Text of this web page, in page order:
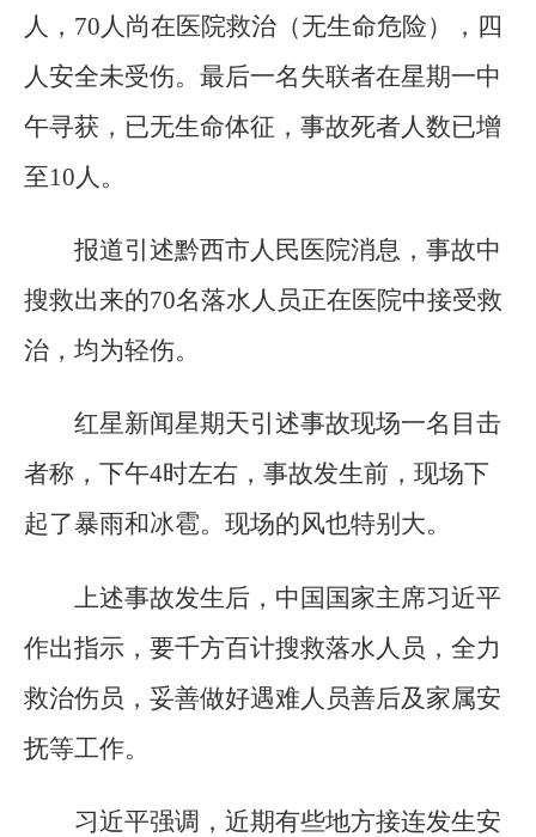
人，70人尚在医院救治（无生命危险），四
人安全未受伤。最后一名失联者在星期一中
午寻获，已无生命体征，事故死者人数已增
至10人。
报道引述黔西市人民医院消息，事故中
搜救出来的70名落水人员正在医院中接受救
治，均为轻伤。
红星新闻星期天引述事故现场一名目击
者称，下午4时左右，事故发生前，现场下
起了暴雨和冰雹。现场的风也特别大。
上述事故发生后，中国国家主席习近平
作出指示，要千方百计搜救落水人员，全力
救治伤员，妥善做好遇难人员善后及家属安
抚等工作。
习近平强调，近期有些地方接连发生安